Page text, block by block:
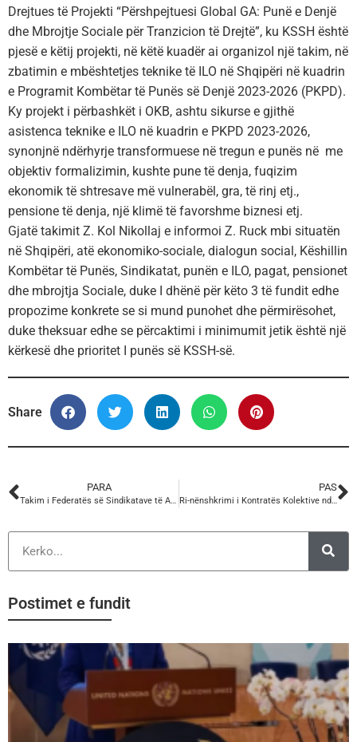
Drejtues të Projekti “Përshpejtuesi Global GA: Punë e Denjë
dhe Mbrojtje Sociale për Tranzicion të Drejtë”, ku KSSH është
pjesë e këtij projekti, në këtë kuadër ai organizoI një takim, në
zbatimin e mbështetjes teknike të ILO në Shqipëri në kuadrin
e Programit Kombëtar të Punës së Denjë 2023-2026 (PKPD).
Ky projekt i përbashkët i OKB, ashtu sikurse e gjithë
asistenca teknike e ILO në kuadrin e PKPD 2023-2026,
synonjnë ndërhyrje transformuese në tregun e punës në me
objektiv formalizimin, kushte pune të denja, fuqizim
ekonomik të shtresave më vulnerabël, gra, të rinj etj.,
pensione të denja, një klimë të favorshme biznesi etj.
Gjatë takimit Z. Kol Nikollaj e informoi Z. Ruck mbi situatën
në Shqipëri, atë ekonomiko-sociale, dialogun social, Këshillin
Kombëtar të Punës, Sindikatat, punën e ILO, pagat, pensionet
dhe mbrojtja Sociale, duke I dhënë për këto 3 të fundit edhe
propozime konkrete se si mund punohet dhe përmirësohet,
duke theksuar edhe se përcaktimi i minimumit jetik është një
kërkesë dhe prioritet I punës së KSSH-së.
Share
PARA PAS
Postimet e fundit